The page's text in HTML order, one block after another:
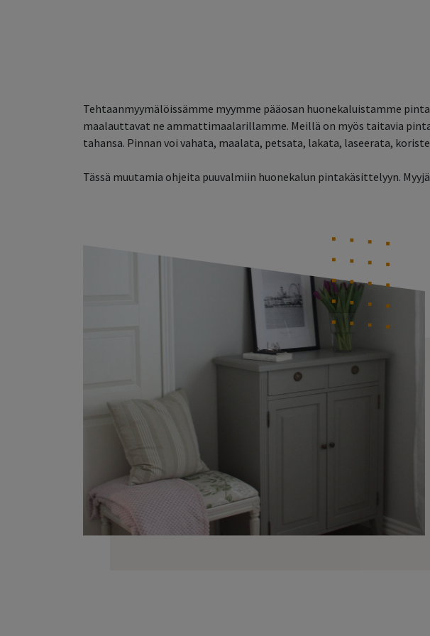
Tehtaanmyymälöissämme myymme pääosan huonekaluistamme
maalauttavat ne ammattimaalarillamme. Meillä on myös taitavia
tahansa. Pinnan voi vahata, maalata, petsata, lakata, laseerata,
Tässä muutamia ohjeita puuvalmiin huonekalun pintakäsittelyyn.